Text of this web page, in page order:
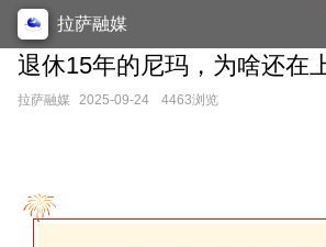
拉萨融媒
退休15年的尼玛，为啥还在
拉萨融媒 2025-09-24 4463浏览